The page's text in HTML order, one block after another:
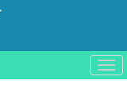
باز
و